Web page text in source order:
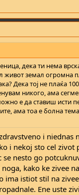
дека ти нема
земал огромна
Дека тој не плаќа
никого, ама
е да ставиш исти
ама тоа е болна
i
i nekoj sto cel
nesto go
kako ke zivee
ima istiot stil na
Ene uste